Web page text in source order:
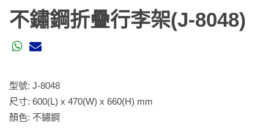
不鏽鋼折疊行李架(J-8048)
型號: J-8048
尺寸: 600(L) x 470(W) x 660(H) mm
顏色: 不鏽鋼